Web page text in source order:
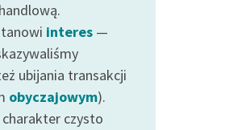
interes —
ubijania transakcji
obyczajowym).
czysto